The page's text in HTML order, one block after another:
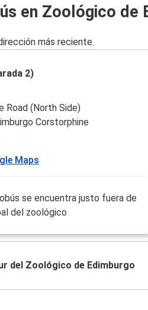
en Zoológico de
más reciente.
2)
Road (North Side)
Corstorphine
Maps
se encuentra justo fuera de
del zoológico
del Zoológico de Edimburgo